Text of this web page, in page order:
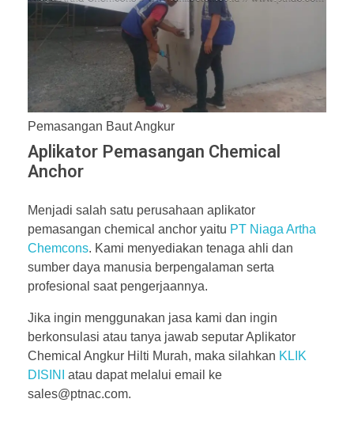
Pemasangan Baut Angkur
Aplikator Pemasangan Chemical
Anchor
Menjadi salah satu perusahaan aplikator
pemasangan chemical anchor yaitu PT Niaga Artha
Chemcons. Kami menyediakan tenaga ahli dan
sumber daya manusia berpengalaman serta
profesional saat pengerjaannya.
Jika ingin menggunakan jasa kami dan ingin
berkonsulasi atau tanya jawab seputar Aplikator
Chemical Angkur Hilti Murah, maka silahkan KLIK
DISINI
atau dapat melalui email ke
sales@ptnac.com.